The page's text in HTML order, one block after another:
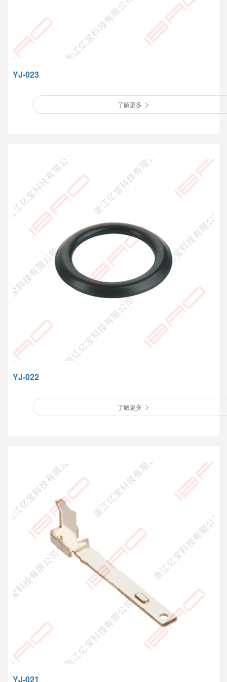
YJ-023
了解更多
YJ-022
了解更多
YJ-021